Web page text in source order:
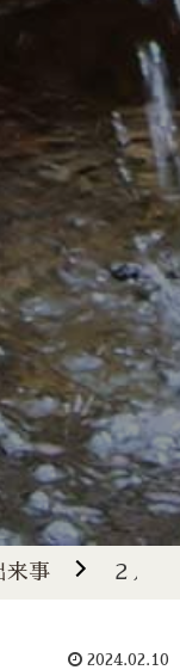
来事 ２月
2024.02.10